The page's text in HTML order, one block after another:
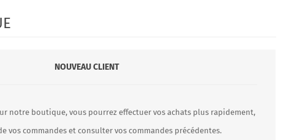
NOUVEAU CLIENT
notre boutique, vous pourrez effectuer vos achats plus rapidement,
vos commandes et consulter vos commandes précédentes.